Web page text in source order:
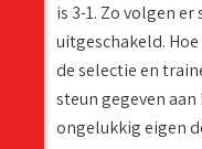
is 3-1. Zo volgen
uitgeschakeld.
de selectie en
steun gegeven
ongelukkig eigen